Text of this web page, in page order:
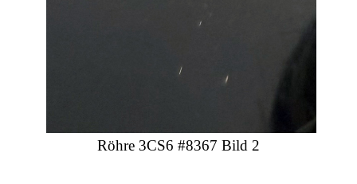
Röhre 3CS6 #8367 Bild 2